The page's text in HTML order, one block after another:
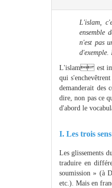
L'islam,
ensemble
n'est pas
d'exemple.
L'islam est
qui
demanderait des
dire, non pas ce
d'abord le
I. Les trois
Les glissements
traduire en
soumission » (à
etc.). Mais en